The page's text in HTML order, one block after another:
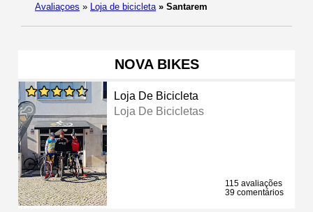
Avaliaçoes » Loja de bicicleta » Santarem
NOVA BIKES
Loja De Bicicleta
Loja De Bicicletas
115 avaliações
39 comentários